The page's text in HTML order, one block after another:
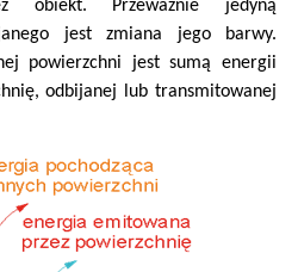
obiekt. Przeważnie jedyną
jest zmiana jego barwy.
powierzchni jest sumą energii
odbijanej lub transmitowanej